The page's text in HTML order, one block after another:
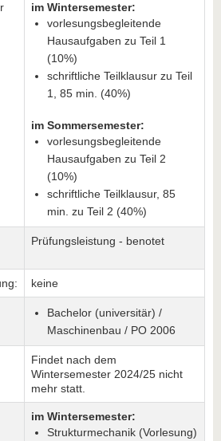
im Wintersemester:
vorlesungsbegleitende
Hausaufgaben zu Teil 1
(10%)
schriftliche Teilklausur zu Teil
1, 85 min. (40%)
im Sommersemester:
vorlesungsbegleitende
Hausaufgaben zu Teil 2
(10%)
schriftliche Teilklausur, 85
min. zu Teil 2 (40%)
Prüfungsleistung - benotet
keine
Bachelor (universitär) /
Maschinenbau / PO 2006
Findet nach dem
Wintersemester 2024/25 nicht
mehr statt.
im Wintersemester:
Strukturmechanik (Vorlesung)